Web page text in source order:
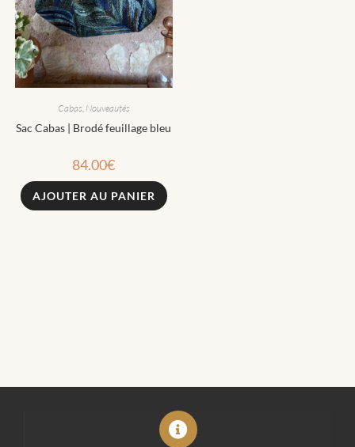
Cabas, Nouveautés
Sac Cabas | Brodé feuillage bleu
84.00€
AJOUTER AU PANIER